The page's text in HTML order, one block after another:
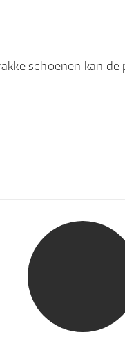
schoenen kan de
mw. mr. H.A. de
NIVRE Register-
"There is no elevator to
you need to take the